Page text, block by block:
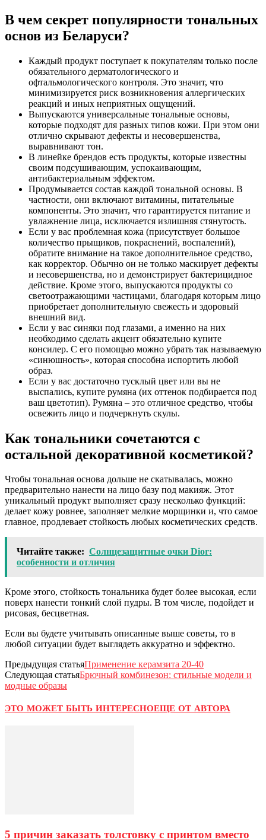
В чем секрет популярности тональных
основ из Беларуси?
Каждый продукт поступает к покупателям только после
обязательного дерматологического и
офтальмологического контроля. Это значит, что
минимизируется риск возникновения аллергических
реакций и иных неприятных ощущений.
Выпускаются универсальные тональные основы,
которые подходят для разных типов кожи. При этом они
отлично скрывают дефекты и несовершенства,
выравнивают тон.
В линейке брендов есть продукты, которые известны
своим подсушивающим, успокаивающим,
антибактериальным эффектом.
Продумывается состав каждой тональной основы. В
частности, они включают витамины, питательные
компоненты. Это значит, что гарантируется питание и
увлажнение лица, исключается излишняя стянутость.
Если у вас проблемная кожа (присутствует большое
количество прыщиков, покраснений, воспалений),
обратите внимание на такое дополнительное средство,
как корректор. Обычно он не только маскирует дефекты
и несовершенства, но и демонстрирует бактерицидное
действие. Кроме этого, выпускаются продукты со
светоотражающими частицами, благодаря которым лицо
приобретает дополнительную свежесть и здоровый
внешний вид.
Если у вас синяки под глазами, а именно на них
необходимо сделать акцент обязательно купите
консилер. С его помощью можно убрать так называемую
«синюшность», которая способна испортить любой
образ.
Если у вас достаточно тусклый цвет или вы не
выспались, купите румяна (их оттенок подбирается под
ваш цветотип). Румяна – это отличное средство, чтобы
освежить лицо и подчеркнуть скулы.
Как тональники сочетаются с
остальной декоративной косметикой?
Чтобы тональная основа дольше не скатывалась, можно
предварительно нанести на лицо базу под макияж. Этот
уникальный продукт выполняет сразу несколько функций:
делает кожу ровнее, заполняет мелкие морщинки и, что самое
главное, продлевает стойкость любых косметических средств.
Читайте также: Солнцезащитные очки Dior:
особенности и отличия
Кроме этого, стойкость тональника будет более высокая, если
поверх нанести тонкий слой пудры. В том числе, подойдет и
рисовая, бесцветная.
Если вы будете учитывать описанные выше советы, то в
любой ситуации будет выглядеть аккуратно и эффектно.
Предыдущая статьяПрименение керамзита 20-40
Следующая статьяБрючный комбинезон: стильные модели и
модные образы
ЭТО МОЖЕТ БЫТЬ ИНТЕРЕСНОЕЩЕ ОТ АВТОРА
5 причин заказать толстовку с принтом вместо